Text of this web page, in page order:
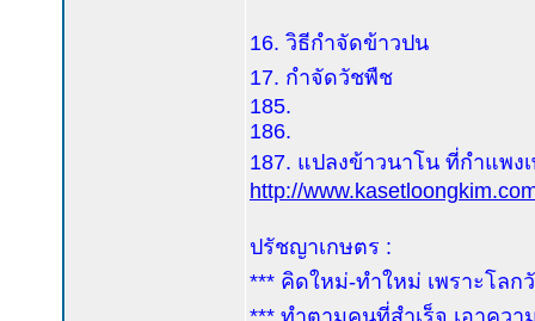
16. วิธีกำจัดข้าวปน
17. กำจัดวัชพืช
185.
186.
187. แปลงข้าวนาโน ที่กำแพง
http://
ปรัชญาเกษตร :
*** คิดใหม่-ทำใหม่ เพราะโลก
*** ทำตามคนที่สำเร็จ เอาคว